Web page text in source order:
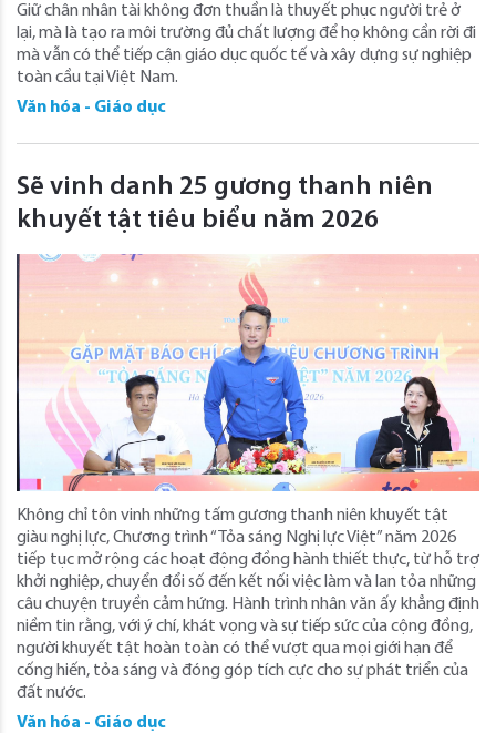
Giữ chân nhân tài không đơn thuần là thuyết phục người trẻ ở
lại, mà là tạo ra môi trường đủ chất lượng để họ không cần rời đi
mà vẫn có thể tiếp cận giáo dục quốc tế và xây dựng sự nghiệp
toàn cầu tại Việt Nam.
Văn hóa - Giáo dục
Sẽ vinh danh 25 gương thanh niên
khuyết tật tiêu biểu năm 2026
Không chỉ tôn vinh những tấm gương thanh niên khuyết tật
giàu nghị lực, Chương trình “Tỏa sáng Nghị lực Việt” năm 2026
tiếp tục mở rộng các hoạt động đồng hành thiết thực, từ hỗ trợ
khởi nghiệp, chuyển đổi số đến kết nối việc làm và lan tỏa những
câu chuyện truyền cảm hứng. Hành trình nhân văn ấy khẳng định
niềm tin rằng, với ý chí, khát vọng và sự tiếp sức của cộng đồng,
người khuyết tật hoàn toàn có thể vượt qua mọi giới hạn để
cống hiến, tỏa sáng và đóng góp tích cực cho sự phát triển của
đất nước.
Văn hóa - Giáo dục